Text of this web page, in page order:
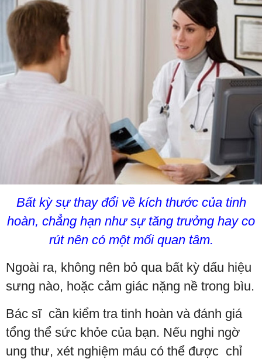
Bất kỳ sự thay đổi về kích thước của tinh
hoàn, chẳng hạn như sự tăng trưởng hay co
rút nên có một mối quan tâm.
Ngoài ra, không nên bỏ qua bất kỳ dấu hiệu
sưng nào, hoặc cảm giác nặng nề trong bìu.
Bác sĩ cần kiểm tra tinh hoàn và đánh giá
tổng thể sức khỏe của bạn. Nếu nghi ngờ
ung thư, xét nghiệm máu có thể được chỉ